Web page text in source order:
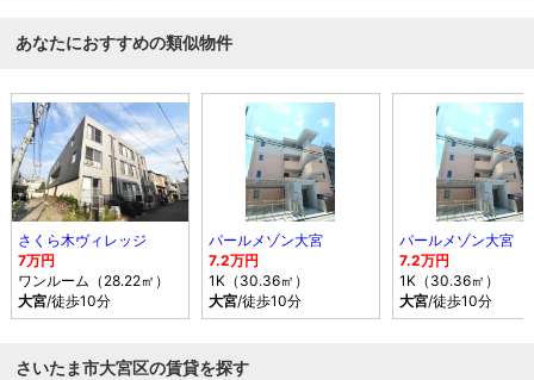
あなたにおすすめの類似物件
さくら木ヴィレッジ
7万円
ワンルーム（28.22㎡）
大宮/徒歩10分
パールメゾン大宮
7.2万円
1K（30.36㎡）
大宮/徒歩10分
パールメゾン大宮
7.2万円
1K（30.36㎡）
大宮/徒歩10分
さいたま市大宮区の賃貸を探す